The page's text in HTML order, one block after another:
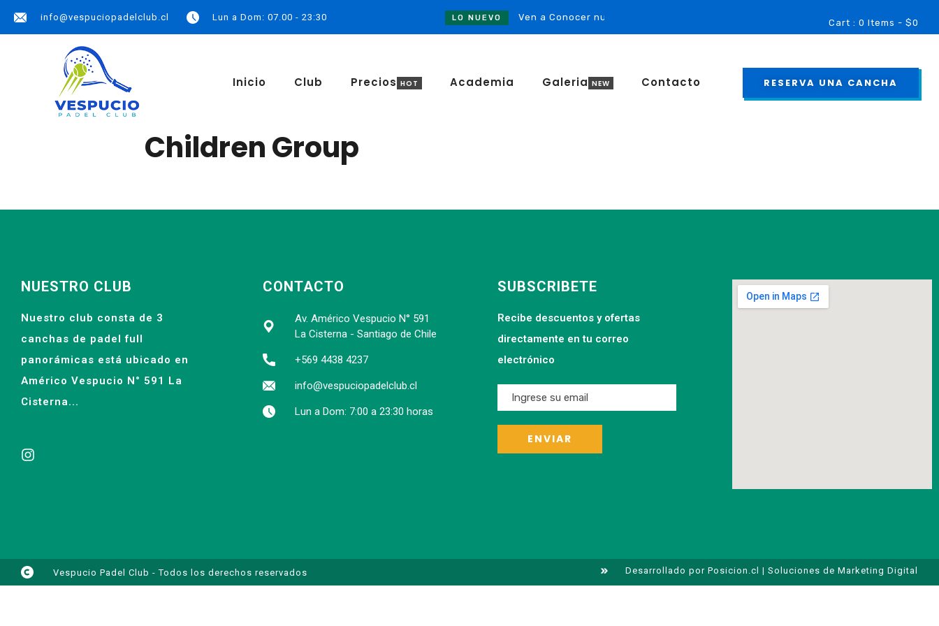
info@vespuciopadelclub.cl Lun a Dom: 07.00 - 23:30 LO NUEVO Ven a Conocer nuestro nuevo club de Padel Ubicado en Américo Vespucio 591, La
Cart : 0 Items - $0
Inicio Club Precios Academia Galeria Contacto RESERVA UNA CANCHA
Children Group
NUESTRO CLUB
Nuestro club consta de 3
canchas de padel full
panorámicas está ubicado en
Américo Vespucio N° 591 La
Cisterna...
CONTACTO
Av. Américo Vespucio N° 591
La Cisterna - Santiago de Chile
+569 4438 4237
info@vespuciopadelclub.cl
Lun a Dom: 7:00 a 23:30 horas
SUBSCRIBETE
Recibe descuentos y ofertas
directamente en tu correo
electrónico
Vespucio Padel Club - Todos los derechos reservados Desarrollado por Posicion.cl | Soluciones de Marketing Digital